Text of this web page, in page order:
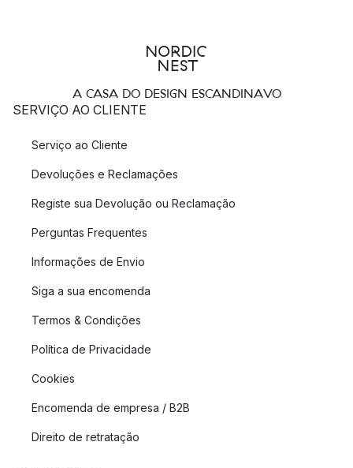
A CASA DO DESIGN ESCANDINAVO
SERVIÇO AO CLIENTE
Serviço ao Cliente
Devoluções e Reclamações
Registe sua Devolução ou Reclamação
Perguntas Frequentes
Informações de Envio
Siga a sua encomenda
Termos & Condições
Política de Privacidade
Cookies
Encomenda de empresa / B2B
Direito de retratação